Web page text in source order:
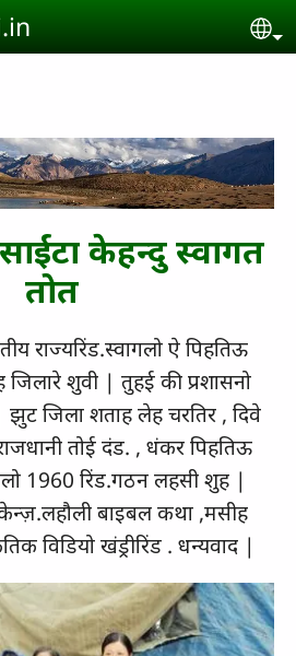
केहन्दु स्वागत
तोत
राज्यरिंड.स्वागलो ऐ पिहतिऊ
जिलारे शुवी | तुहई की प्रशासनो
जिला शताह लेह चरतिर , दिवे
तोई दंड. , धंकर पिहतिऊ
1960 रिंड.गठन लहसी शुह |
बाइबल कथा ,मसीह
विडियो खंड्रीरिंड . धन्यवाद |